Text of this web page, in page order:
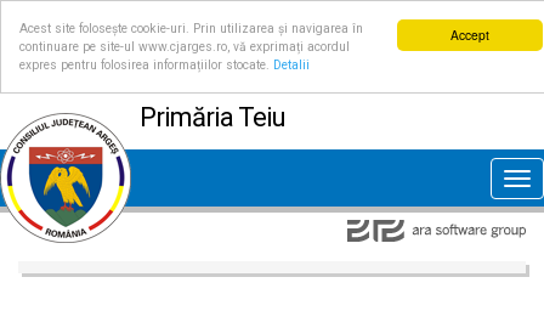
Accept
Acest site folosește cookie-uri. Prin utilizarea și navigarea în
continuare pe site-ul www.cjarges.ro, vă exprimați acordul
expres pentru folosirea informațiilor stocate.
Detalii
Primăria Teiu